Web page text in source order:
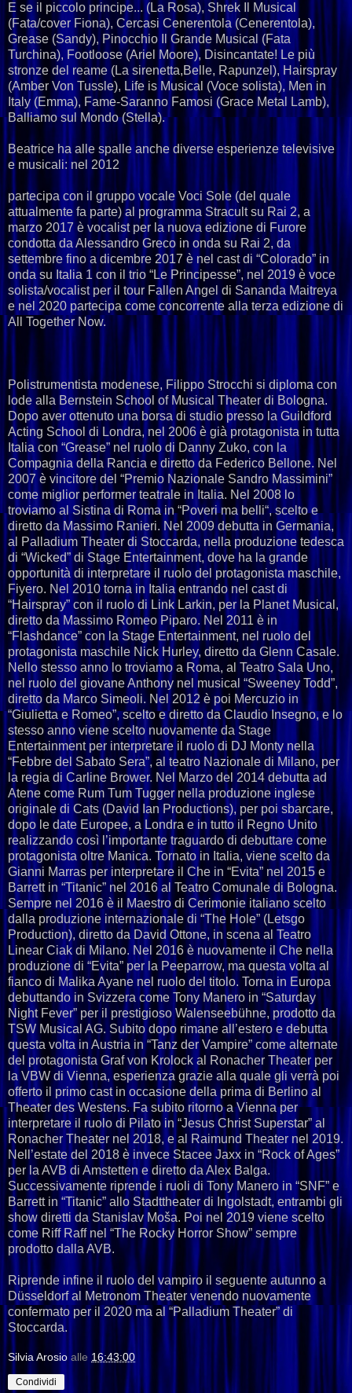
E se il piccolo principe... (La Rosa), Shrek Il Musical
(Fata/cover Fiona), Cercasi Cenerentola (Cenerentola),
Grease (Sandy), Pinocchio Il Grande Musical (Fata
Turchina), Footloose (Ariel Moore), Disincantate! Le più
stronze del reame (La sirenetta,Belle, Rapunzel), Hairspray
(Amber Von Tussle), Life is Musical (Voce solista), Men in
Italy (Emma), Fame-Saranno Famosi (Grace Metal Lamb),
Balliamo sul Mondo (Stella).
Beatrice ha alle spalle anche diverse esperienze televisive
e musicali: nel 2012
partecipa con il gruppo vocale Voci Sole (del quale
attualmente fa parte) al programma Stracult su Rai 2, a
marzo 2017 è vocalist per la nuova edizione di Furore
condotta da Alessandro Greco in onda su Rai 2, da
settembre fino a dicembre 2017 è nel cast di “Colorado” in
onda su Italia 1 con il trio “Le Principesse”, nel 2019 è voce
solista/vocalist per il tour Fallen Angel di Sananda Maitreya
e nel 2020 partecipa come concorrente alla terza edizione di
All Together Now.
Polistrumentista modenese, Filippo Strocchi si diploma con
lode alla Bernstein School of Musical Theater di Bologna.
Dopo aver ottenuto una borsa di studio presso la Guildford
Acting School di Londra, nel 2006 è già protagonista in tutta
Italia con “Grease” nel ruolo di Danny Zuko, con la
Compagnia della Rancia e diretto da Federico Bellone. Nel
2007 è vincitore del “Premio Nazionale Sandro Massimini”
come miglior performer teatrale in Italia. Nel 2008 lo
troviamo al Sistina di Roma in “Poveri ma belli“, scelto e
diretto da Massimo Ranieri. Nel 2009 debutta in Germania,
al Palladium Theater di Stoccarda, nella produzione tedesca
di “Wicked” di Stage Entertainment, dove ha la grande
opportunità di interpretare il ruolo del protagonista maschile,
Fiyero. Nel 2010 torna in Italia entrando nel cast di
“Hairspray” con il ruolo di Link Larkin, per la Planet Musical,
diretto da Massimo Romeo Piparo. Nel 2011 è in
“Flashdance” con la Stage Entertainment, nel ruolo del
protagonista maschile Nick Hurley, diretto da Glenn Casale.
Nello stesso anno lo troviamo a Roma, al Teatro Sala Uno,
nel ruolo del giovane Anthony nel musical “Sweeney Todd”,
diretto da Marco Simeoli. Nel 2012 è poi Mercuzio in
“Giulietta e Romeo”, scelto e diretto da Claudio Insegno, e lo
stesso anno viene scelto nuovamente da Stage
Entertainment per interpretare il ruolo di DJ Monty nella
“Febbre del Sabato Sera”, al teatro Nazionale di Milano, per
la regia di Carline Brower. Nel Marzo del 2014 debutta ad
Atene come Rum Tum Tugger nella produzione inglese
originale di Cats (David Ian Productions), per poi sbarcare,
dopo le date Europee, a Londra e in tutto il Regno Unito
realizzando così l’importante traguardo di debuttare come
protagonista oltre Manica. Tornato in Italia, viene scelto da
Gianni Marras per interpretare il Che in “Evita” nel 2015 e
Barrett in “Titanic” nel 2016 al Teatro Comunale di Bologna.
Sempre nel 2016 è il Maestro di Cerimonie italiano scelto
dalla produzione internazionale di “The Hole” (Letsgo
Production), diretto da David Ottone, in scena al Teatro
Linear Ciak di Milano. Nel 2016 è nuovamente il Che nella
produzione di “Evita” per la Peeparrow, ma questa volta al
fianco di Malika Ayane nel ruolo del titolo. Torna in Europa
debuttando in Svizzera come Tony Manero in “Saturday
Night Fever” per il prestigioso Walenseebühne, prodotto da
TSW Musical AG. Subito dopo rimane all’estero e debutta
questa volta in Austria in “Tanz der Vampire” come alternate
del protagonista Graf von Krolock al Ronacher Theater per
la VBW di Vienna, esperienza grazie alla quale gli verrà poi
offerto il primo cast in occasione della prima di Berlino al
Theater des Westens. Fa subito ritorno a Vienna per
interpretare il ruolo di Pilato in “Jesus Christ Superstar” al
Ronacher Theater nel 2018, e al Raimund Theater nel 2019.
Nell’estate del 2018 è invece Stacee Jaxx in “Rock of Ages”
per la AVB di Amstetten e diretto da Alex Balga.
Successivamente riprende i ruoli di Tony Manero in “SNF” e
Barrett in “Titanic” allo Stadttheater di Ingolstadt, entrambi gli
show diretti da Stanislav Moša. Poi nel 2019 viene scelto
come Riff Raff nel “The Rocky Horror Show” sempre
prodotto dalla AVB.
Riprende infine il ruolo del vampiro il seguente autunno a
Düsseldorf al Metronom Theater venendo nuovamente
confermato per il 2020 ma al “Palladium Theater” di
Stoccarda.
Silvia Arosio alle 16:43:00
Condividi